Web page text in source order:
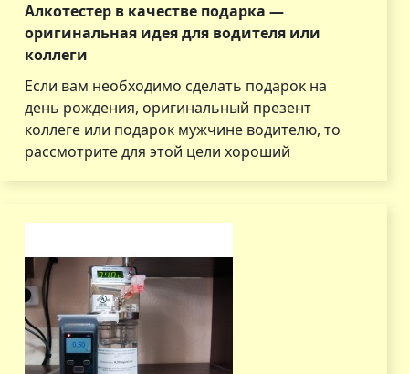
Алкотестер в качестве подарка —
оригинальная идея для водителя или
коллеги
Если вам необходимо сделать подарок на
день рождения, оригинальный презент
коллеге или подарок мужчине водителю, то
рассмотрите для этой цели хороший